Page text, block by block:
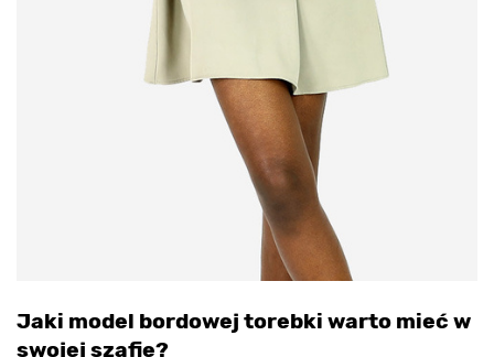
Jaki model bordowej torebki warto mieć w
swojej szafie?